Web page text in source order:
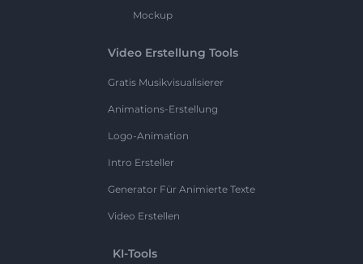
Mockup
Video Erstellung Tools
Gratis Musikvisualisierer
Animations-Erstellung
Logo-Animation
Intro Ersteller
Generator Für Animierte Texte
Video Erstellen
KI-Tools